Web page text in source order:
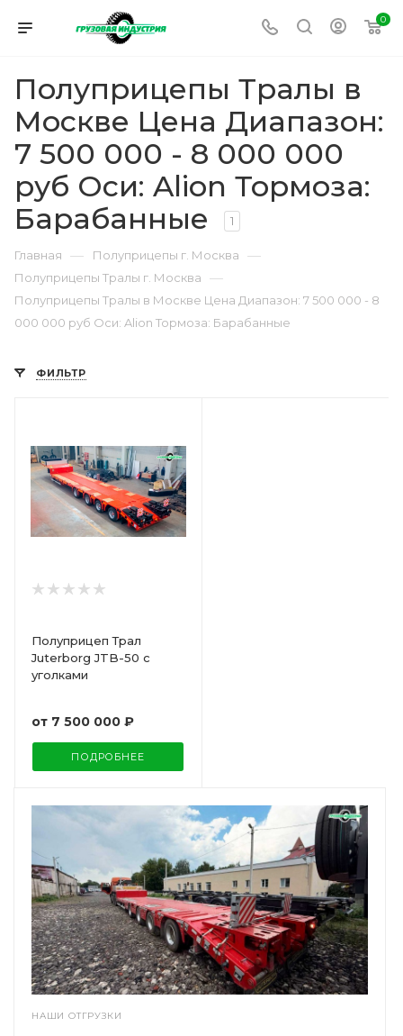
0
Полуприцепы Тралы в
Москве Цена Диапазон:
7 500 000 - 8 000 000
руб Оси: Alion Тормоза:
Барабанные
1
Главная — Полуприцепы г. Москва —
Полуприцепы Тралы г. Москва —
Полуприцепы Тралы в Москве Цена Диапазон: 7 500 000 - 8
000 000 руб Оси: Alion Тормоза: Барабанные
ФИЛЬТР
Полуприцеп Трал
Juterborg JTB-50 с
уголками
от 7 500 000 ₽
ПОДРОБНЕЕ
НАШИ ОТГРУЗКИ